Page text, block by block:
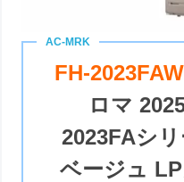
FH-
ロマ
2023FAシ
ベージュ